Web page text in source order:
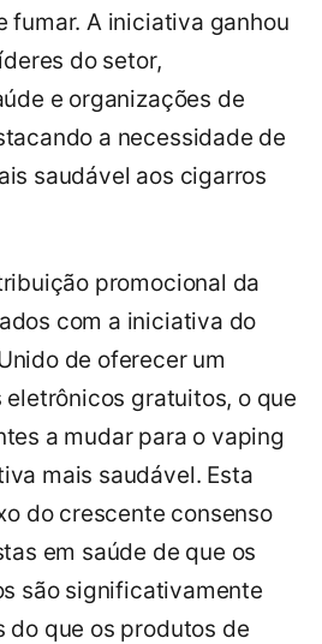
fumar. A iniciativa ganhou
do setor,
e organizações de
a necessidade de
saudável aos cigarros
promocional da
com a iniciativa do
de oferecer um
gratuitos, o que
a mudar para o vaping
mais saudável. Esta
do crescente consenso
em saúde de que os
são significativamente
do que os produtos de